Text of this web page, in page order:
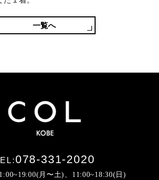
一覧へ
078-331-2020
月〜土)、11:00~18:30(日)